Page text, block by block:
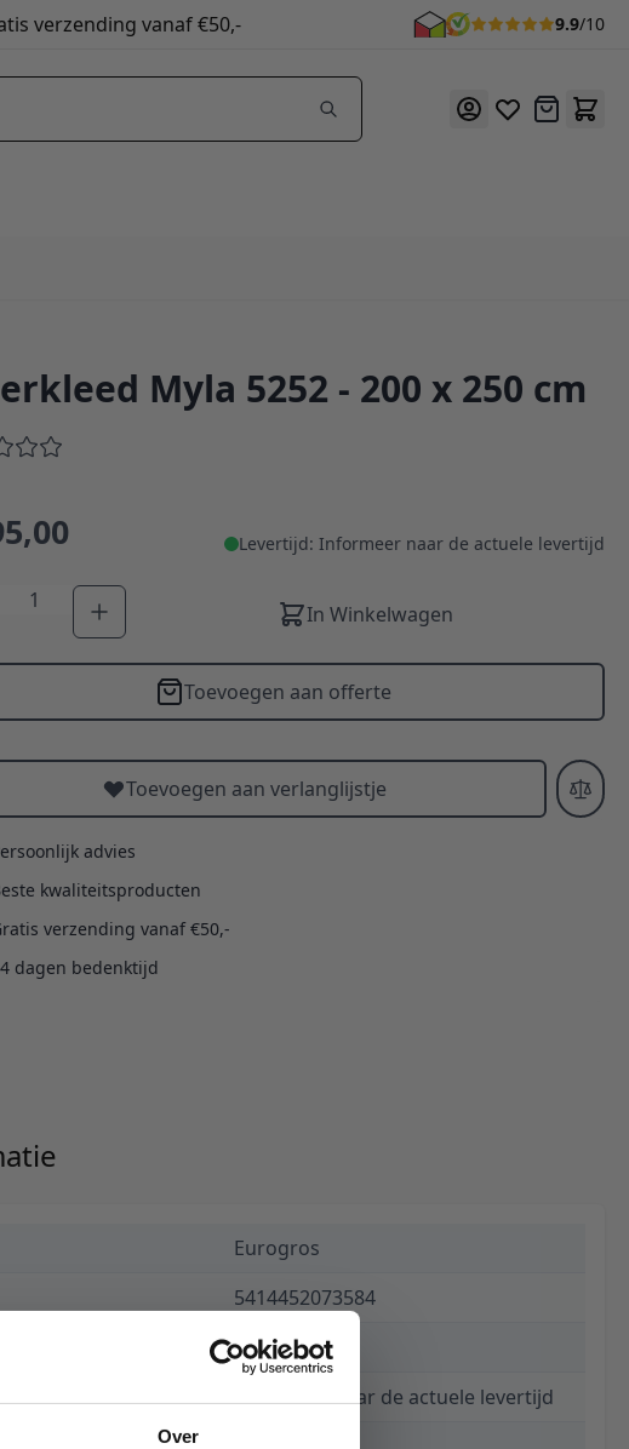
Over
verzending vanaf €50,- 9.9/10
Offerte
Myla 5252 - 200 x 250 cm
Levertijd: Informeer naar de actuele levertijd
In Winkelwagen
Toevoegen aan offerte
Toevoegen aan verlanglijstje
advies
kwaliteitsproducten
verzending vanaf €50,-
dagen bedenktijd
Eurogros
5414452073584
€ 395,00
Informeer naar de actuele levertijd